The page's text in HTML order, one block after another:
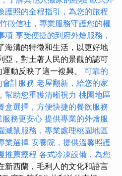
護照的全程指引，為您的旅程
徵信社，專業服務守護您的權
項 享受便捷的到府外燴服務，
海溝的特徵和生活，以更好地
亞，對土著人民的景觀的認可
動反映了這一複興。 可靠的
計服務 老屋翻新，給您的家
幫助您重獲清晰視力 桃園地區
盒選擇，方便快捷的餐飲服務
服務更安心 提供專業的外燴服
滅鼠服務，專業處理桃園地區
業選擇 安養院，提供溫馨照護
推薦療程 各式冷凍設備，為您
新西蘭，毛利人的文化和語言